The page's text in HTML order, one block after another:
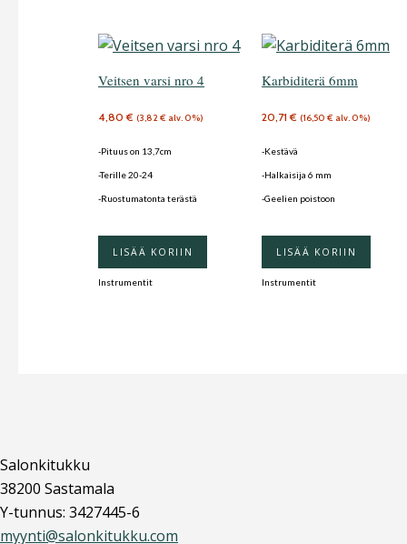
Veitsen varsi nro 4
4,80€ (3,82€ alv. 0%)
-Pituus on 13,7cm
-Terille 20-24
-Ruostumatonta terästä
LISÄÄ KORIIN
Instrumentit
Karbiditerä 6mm
20,71€ (16,50 € alv. 0%)
-Kestävä
-Halkaisija 6 mm
-Geelien poistoon
LISÄÄ KORIIN
Instrumentit
Salonkitukku
38200 Sastamala
Y-tunnus: 3427445-6
myynti@salonkitukku.com